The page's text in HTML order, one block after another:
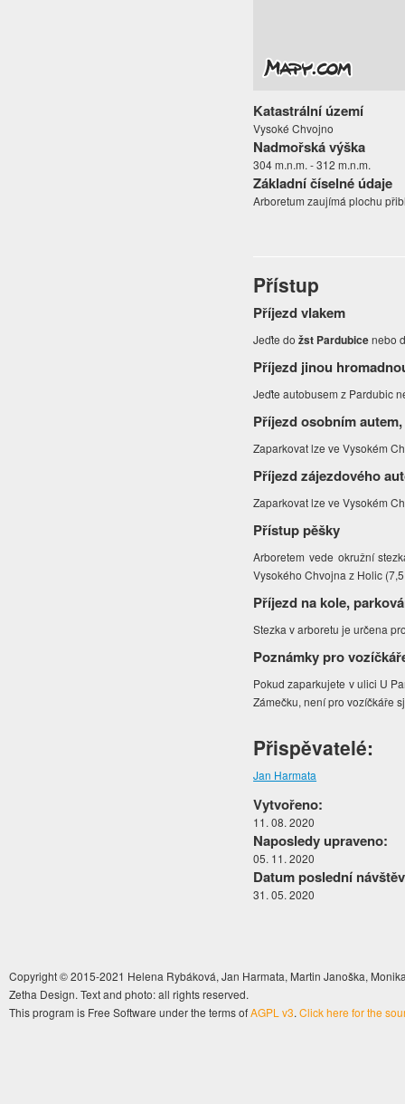
Katastrální území
Vysoké Chvojno
Nadmořská výška
304 m.n.m. - 312 m.n.m.
Základní číselné údaje
Arboretum zaujímá plochu
Přístup
Příjezd vlakem
Jeďte dožst Pardubicenebo
Příjezd jinou
Jeďte autobusem z Pardubic
Příjezd osobním
Zaparkovat lze ve Vysokém
Příjezd zájezdového
Zaparkovat lze ve Vysokém
Přístup pěšky
Arboretem vede okružní
Vysokého Chvojna z Holic
Příjezd na kole,
Stezka v arboretu je určena
Poznámky pro
Pokud zaparkujete v ulici U
Zámečku, není pro vozíčkáře
Přispěvatelé:
Jan Harmata
Vytvořeno:
11. 08. 2020
Naposledy upraveno:
05. 11. 2020
Datum poslední
31. 05. 2020
Copyright © 2015-2021 Helena Rybáková, Jan Harmata, Martin Janoška,
Zetha Design. Text and photo: all rights reserved.
This program is Free Software under the terms ofAGPL v3. Click here for the